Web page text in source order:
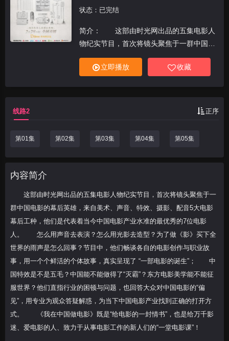
状态：已完结
简介： 这部由时光网出品的五集电影人
物纪实节目，首次将镜头聚焦于一群中国电
影的幕后英雄，来自美术、声音、特效、摄
影、配音5大电影幕后工种，他们是代表着
立即播放 收藏
线路2 正序
第01集 第02集 第03集 第04集 第05集
内容简介
这部由时光网出品的五集电影人物纪实节目，首次将镜头聚焦于一
群中国电影的幕后英雄，来自美术、声音、特效、摄影、配音5大电影
幕后工种，他们是代表着当今中国电影产业水准的最优秀的7位电影
人。 怎么用声音去表演？怎么用光影去造型？为了做《影》买下全
世界的雨声是怎么回事？节目中，他们畅谈各自的电影创作与职业故
事，用一个个鲜活的个体故事，真实呈现了 “一部电影的诞生”； 中
国特效是不是五毛？中国能不能做得了“灭霸”？东方电影美学能不能征
服世界？他们直指行业的困顿与问题，也回答大众对中国电影的“偏
见”，用专业为观众答疑解惑，为当下中国电影产业找到正确的打开方
式。 《我在中国做电影》既是“给电影的一封情书”，也是给万千影
迷、爱电影的人、致力于从事电影工作的新人们的“一堂电影课”！